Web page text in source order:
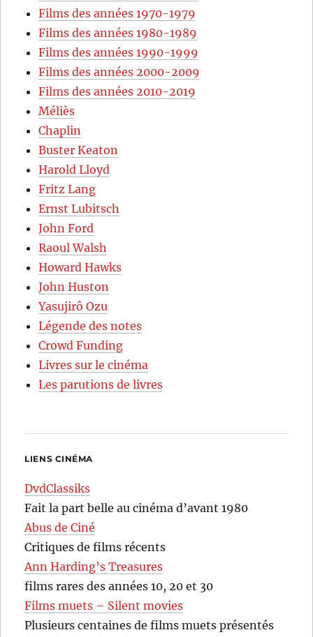
Films des années 1970-1979
Films des années 1980-1989
Films des années 1990-1999
Films des années 2000-2009
Films des années 2010-2019
Méliès
Chaplin
Buster Keaton
Harold Lloyd
Fritz Lang
Ernst Lubitsch
John Ford
Raoul Walsh
Howard Hawks
John Huston
Yasujirô Ozu
Légende des notes
Crowd Funding
Livres sur le cinéma
Les parutions de livres
LIENS CINÉMA
DvdClassiks
Fait la part belle au cinéma d’avant 1980
Abus de Ciné
Critiques de films récents
Ann Harding’s Treasures
films rares des années 10, 20 et 30
Films muets – Silent movies
Plusieurs centaines de films muets présentés